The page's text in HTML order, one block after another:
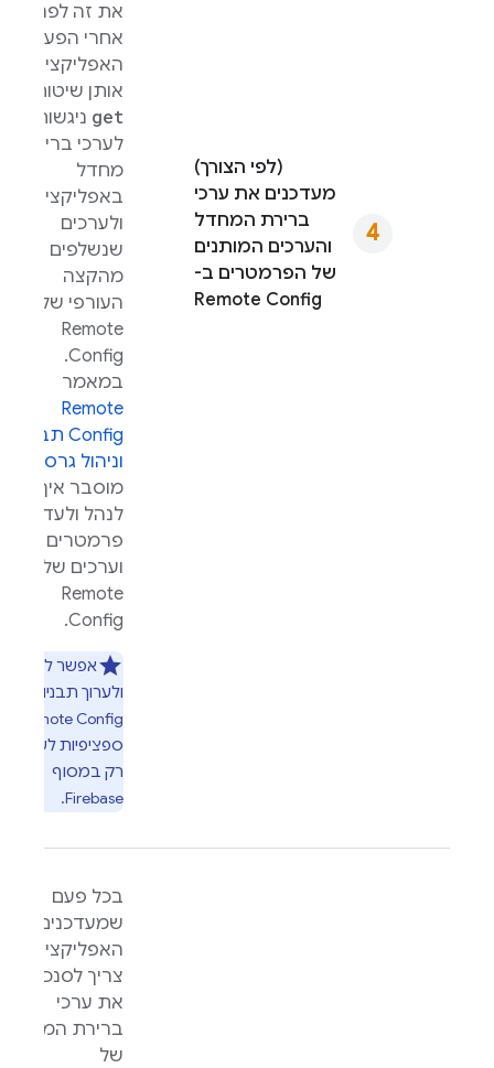
(לפי הצורך)
מעדכנים את ערכי
ברירת המחדל
והערכים המותנים
של הפרמטרים ב-
Remote Config
את זה לפני או
אחרי הפעלת
האפליקציה, כי
אותן שיטות
get ניגשות
לערכי ברירת
מחדל
באפליקציה
ולערכים
שנשלפים
מהקצה
העורפי של
Remote
Config
.
במאמר
Remote
Config תבניות
וניהול גרסאות
מוסבר איך
לנהל ולעדכן
פרמטרים
וערכים של
Remote
Config
.
אפשר ליצור
ולערוך תבניות
Remote Config
ספציפיות לשרת
רק במסוף
Firebase
.
בכל פעם
שמעדכנים את
האפליקציה,
צריך לסנכרן
את ערכי
ברירת המחדל
של